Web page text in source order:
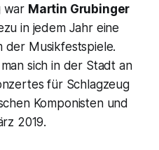
war Martin Grubinger
in jedem Jahr eine
der Musikfestspiele.
sich in der Stadt an
für Schlagzeug
Komponisten und
2019.